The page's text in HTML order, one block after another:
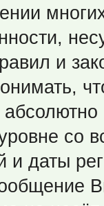
и
со
и даты